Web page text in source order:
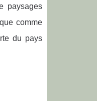
paysages
comme
du pays